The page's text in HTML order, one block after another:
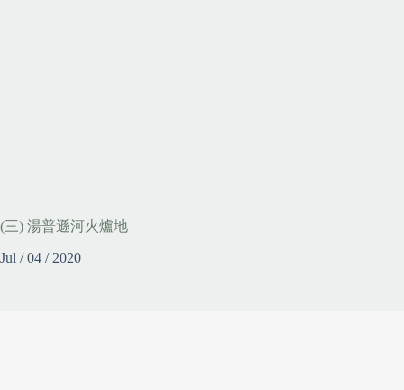
(三) 湯普遜河火爐地
Jul / 04 / 2020